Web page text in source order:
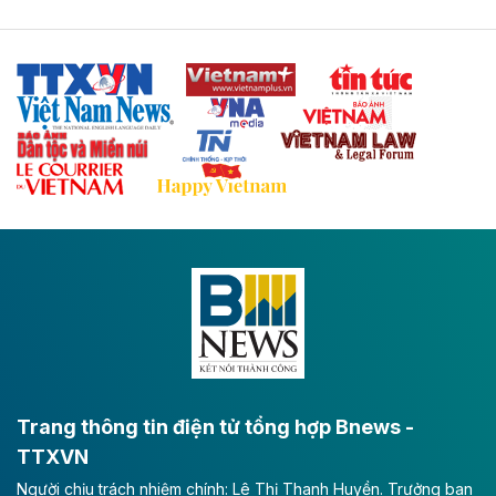
Thái Nguyên và các tỉnh trung du, miền núi phía Bắc
với hệ thống cửa khẩu quốc tế tại Lạng Sơn.
Theo baodautu.vn
Đề xuất đầu tư 11.500 tỷ đồng xây dựng cao
tốc CT.11 qua Ninh Bình
Đông A dài khoảng 25,1 km được kỳ vọng sẽ tạo động
lực phát triển kinh tế - xã hội khu vực phía Nam đồng
Long Thành
Tổng công ty Cảng hàng không Việt Nam - CTCP
(ACV) vừa lập kỷ lục mới về lợi nhuận trong quý
Trang thông tin điện tử tổng hợp Bnews -
TTXVN
Người chịu trách nhiệm chính: Lê Thị Thanh Huyền. Trưởng ban